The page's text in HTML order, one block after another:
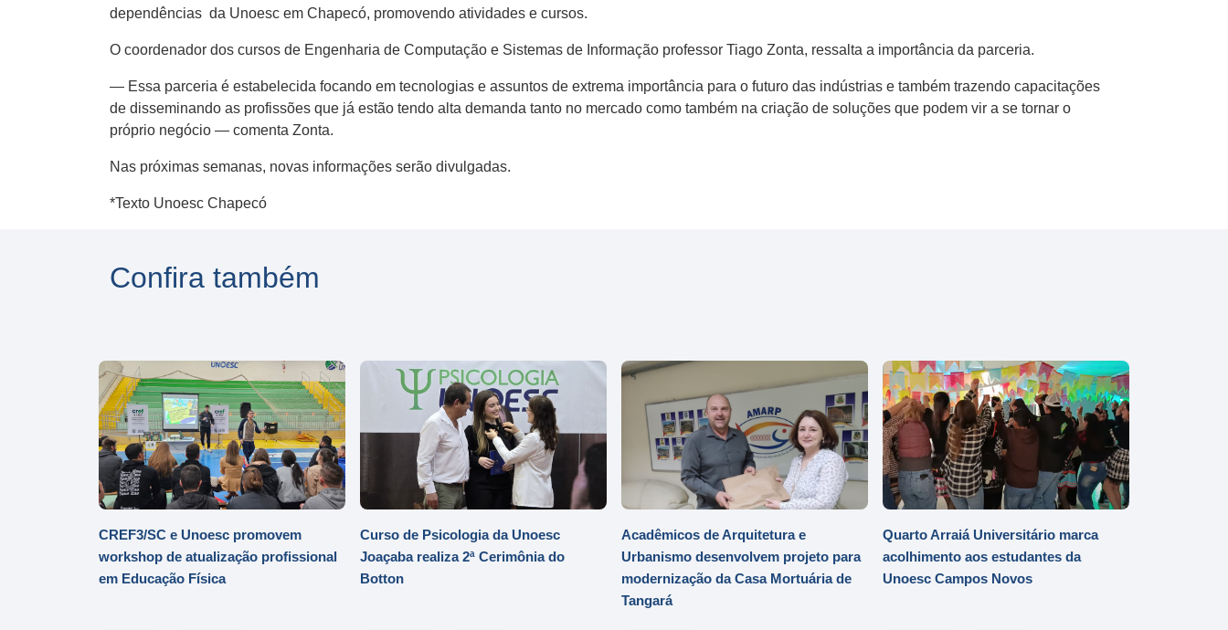
dependências da Unoesc em Chapecó, promovendo atividades e cursos.
O coordenador dos cursos de Engenharia de Computação e Sistemas de Informação professor Tiago Zonta, ressalta a importância da parceria.
— Essa parceria é estabelecida focando em tecnologias e assuntos de extrema importância para o futuro das indústrias e também trazendo capacitações
de disseminando as profissões que já estão tendo alta demanda tanto no mercado como também na criação de soluções que podem vir a se tornar o
próprio negócio — comenta Zonta.
Nas próximas semanas, novas informações serão divulgadas.
*Texto Unoesc Chapecó
Confira também
CREF3/SC e Unoesc promovem
workshop de atualização profissional
em Educação Física
Curso de Psicologia da Unoesc
Joaçaba realiza 2ª Cerimônia do
Botton
Acadêmicos de Arquitetura e
Urbanismo desenvolvem projeto para
modernização da Casa Mortuária de
Tangará
Quarto Arraiá Universitário marca
acolhimento aos estudantes da
Unoesc Campos Novos